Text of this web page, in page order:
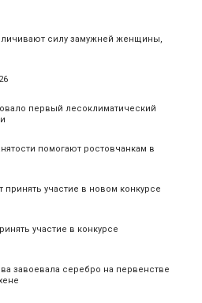
силу замужней женщины,
первый лесоклиматический
помогают ростовчанкам в
участие в новом конкурсе
участие в конкурсе
завоевала серебро на первенстве